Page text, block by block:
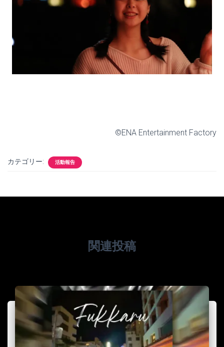
©ENA Entertainment Factory
カテゴリー: 活動報告
関連投稿